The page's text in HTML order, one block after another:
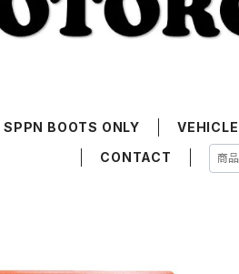
SPPN BOOTS ONLY VEHICLE
CONTACT